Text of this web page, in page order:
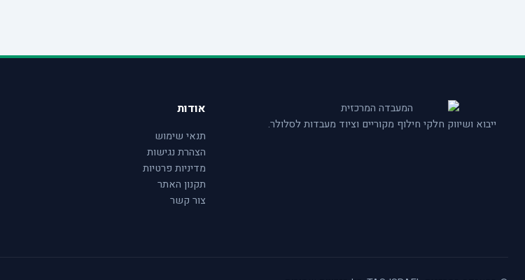
ייבוא ושיווק חלקי חילוף מקוריים וציוד מעבדות לסלולר.
אודות
תנאי שימוש
הצהרת נגישות
מדיניות פרטיות
תקנון האתר
צור קשר